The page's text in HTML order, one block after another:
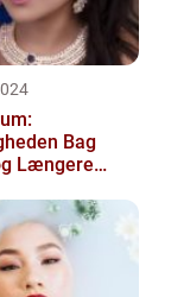
Bag
Længere